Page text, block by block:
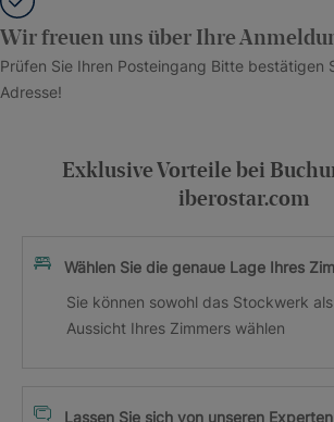
Wir freuen uns über Ihre
Prüfen Sie Ihren Posteingang Bitte bestätigen
Adresse!
Exklusive Vorteile bei
iberostar.com
Wählen Sie die genaue Lage Ihres
Sie können sowohl das Stockwerk
Aussicht Ihres Zimmers wählen
Lassen Sie sich von unseren